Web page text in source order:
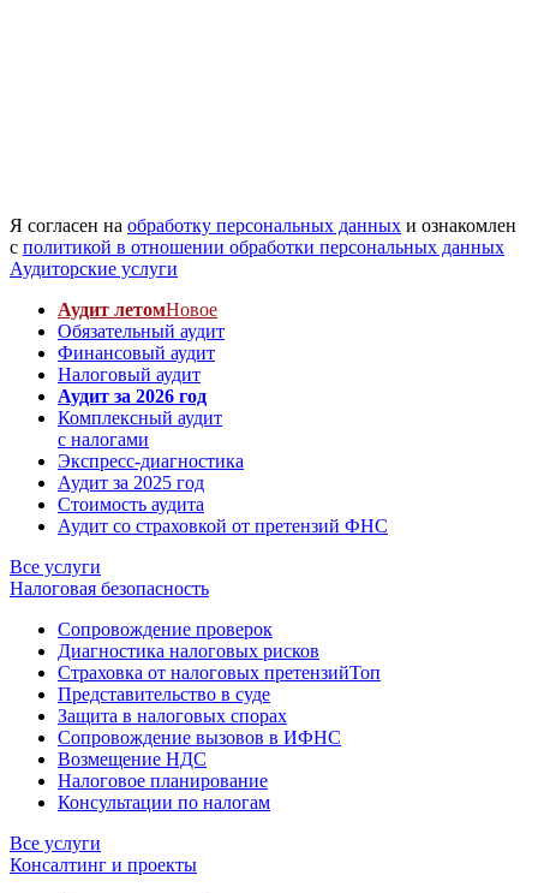
Я согласен на обработку персональных данных и ознакомлен
с политикой в отношении обработки персональных данных
Аудиторские услуги
Аудит летомНовое
Обязательный аудит
Финансовый аудит
Налоговый аудит
Аудит за 2026 год
Комплексный аудит
с налогами
Экспресс-диагностика
Аудит за 2025 год
Стоимость аудита
Аудит со страховкой от претензий ФНС
Все услуги
Налоговая безопасность
Сопровождение проверок
Диагностика налоговых рисков
Страховка от налоговых претензийТоп
Представительство в суде
Защита в налоговых спорах
Сопровождение вызовов в ИФНС
Возмещение НДС
Налоговое планирование
Консультации по налогам
Все услуги
Консалтинг и проекты